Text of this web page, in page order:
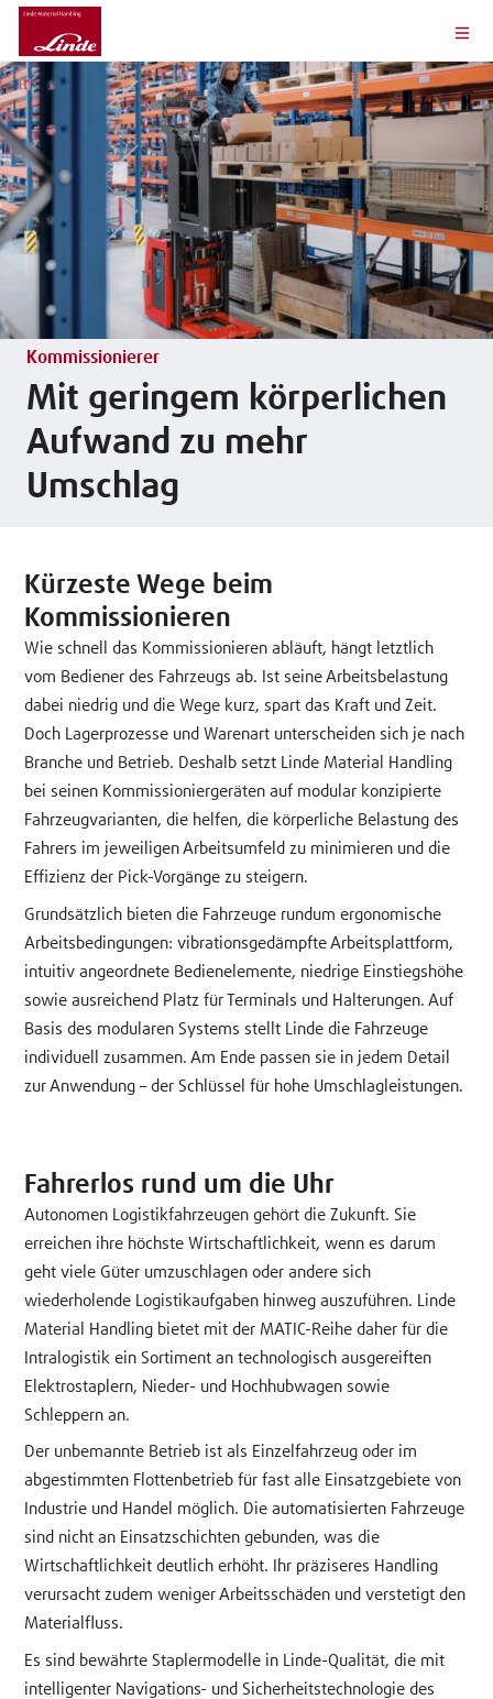
Kommissionierer
Mit geringem körperlichen
Aufwand zu mehr
Umschlag
Kürzeste Wege beim
Kommissionieren
Wie schnell das Kommissionieren abläuft, hängt letztlich
vom Bediener des Fahrzeugs ab. Ist seine Arbeitsbelastung
dabei niedrig und die Wege kurz, spart das Kraft und Zeit.
Doch Lagerprozesse und Warenart unterscheiden sich je nach
Branche und Betrieb. Deshalb setzt Linde Material Handling
bei seinen Kommissioniergeräten auf modular konzipierte
Fahrzeugvarianten, die helfen, die körperliche Belastung des
Fahrers im jeweiligen Arbeitsumfeld zu minimieren und die
Effizienz der Pick-Vorgänge zu steigern.
Grundsätzlich bieten die Fahrzeuge rundum ergonomische
Arbeitsbedingungen: vibrationsgedämpfte Arbeitsplattform,
intuitiv angeordnete Bedienelemente, niedrige Einstiegshöhe
sowie ausreichend Platz für Terminals und Halterungen. Auf
Basis des modularen Systems stellt Linde die Fahrzeuge
individuell zusammen. Am Ende passen sie in jedem Detail
zur Anwendung – der Schlüssel für hohe Umschlagleistungen.
Fahrerlos rund um die Uhr
Autonomen Logistikfahrzeugen gehört die Zukunft. Sie
erreichen ihre höchste Wirtschaftlichkeit, wenn es darum
geht viele Güter umzuschlagen oder andere sich
wiederholende Logistikaufgaben hinweg auszuführen. Linde
Material Handling bietet mit der MATIC-Reihe daher für die
Intralogistik ein Sortiment an technologisch ausgereiften
Elektrostaplern, Nieder- und Hochhubwagen sowie
Schleppern an.
Der unbemannte Betrieb ist als Einzelfahrzeug oder im
abgestimmten Flottenbetrieb für fast alle Einsatzgebiete von
Industrie und Handel möglich. Die automatisierten Fahrzeuge
sind nicht an Einsatzschichten gebunden, was die
Wirtschaftlichkeit deutlich erhöht. Ihr präziseres Handling
verursacht zudem weniger Arbeitsschäden und verstetigt den
Materialfluss.
Es sind bewährte Staplermodelle in Linde-Qualität, die mit
intelligenter Navigations- und Sicherheitstechnologie des